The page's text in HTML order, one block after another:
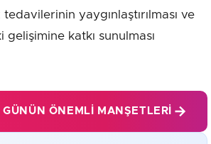
yaygınlaştırılması ve
katkı sunulması
GÜNÜN ÖNEMLI MANŞETLERI